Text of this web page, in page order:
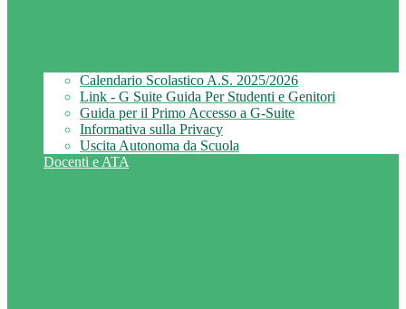
Calendario Scolastico A.S. 2025/2026
Link - G Suite Guida Per Studenti e Genitori
Guida per il Primo Accesso a G-Suite
Informativa sulla Privacy
Uscita Autonoma da Scuola
Docenti e ATA